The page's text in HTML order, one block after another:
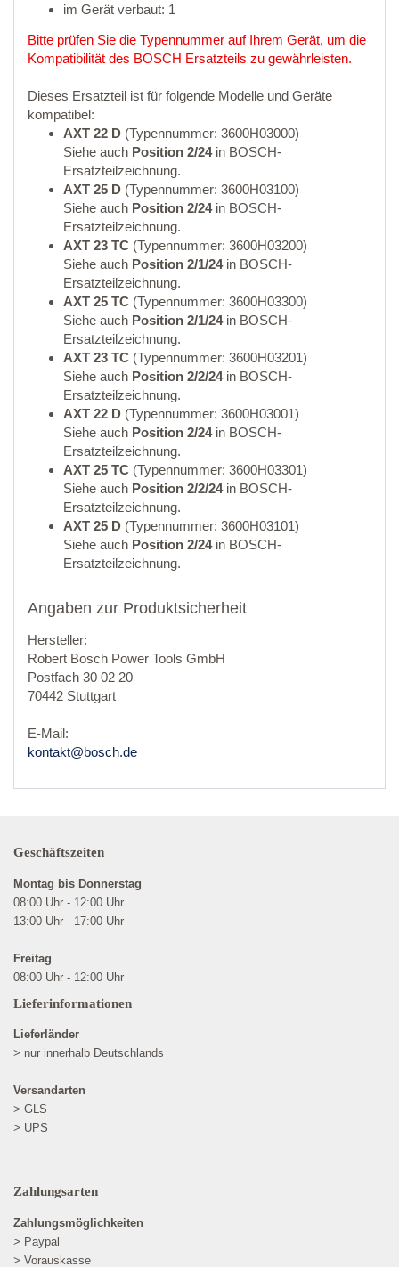
im Gerät verbaut: 1
Bitte prüfen Sie die Typennummer auf Ihrem Gerät, um die
Kompatibilität des BOSCH Ersatzteils zu gewährleisten.
Dieses Ersatzteil ist für folgende Modelle und Geräte
kompatibel:
AXT 22 D (Typennummer: 3600H03000)
Siehe auch Position 2/24in BOSCH-
Ersatzteilzeichnung.
AXT 25 D (Typennummer: 3600H03100)
Siehe auch Position 2/24in BOSCH-
Ersatzteilzeichnung.
AXT 23 TC (Typennummer: 3600H03200)
Siehe auch Position 2/1/24in BOSCH-
Ersatzteilzeichnung.
AXT 25 TC (Typennummer: 3600H03300)
Siehe auch Position 2/1/24in BOSCH-
Ersatzteilzeichnung.
AXT 23 TC (Typennummer: 3600H03201)
Siehe auch Position 2/2/24in BOSCH-
Ersatzteilzeichnung.
AXT 22 D (Typennummer: 3600H03001)
Siehe auch Position 2/24in BOSCH-
Ersatzteilzeichnung.
AXT 25 TC (Typennummer: 3600H03301)
Siehe auch Position 2/2/24in BOSCH-
Ersatzteilzeichnung.
AXT 25 D (Typennummer: 3600H03101)
Siehe auch Position 2/24in BOSCH-
Ersatzteilzeichnung.
Angaben zur Produktsicherheit
Hersteller:
Robert Bosch Power Tools GmbH
Postfach 30 02 20
70442 Stuttgart
E-Mail:
kontakt@bosch.de
Geschäftszeiten
Montag bis Donnerstag
08:00 Uhr - 12:00 Uhr
13:00 Uhr - 17:00 Uhr
Freitag
08:00 Uhr - 12:00 Uhr
Lieferinformationen
Lieferländer
> nur innerhalb Deutschlands
Versandarten
> GLS
> UPS
Zahlungsarten
Zahlungsmöglichkeiten
> Paypal
> Vorauskasse